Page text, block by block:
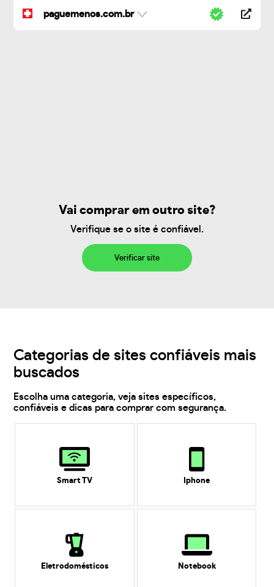
paguemenos.com.br
Vai comprar em outro site?
Verifique se o site é confiável.
Verificar site
Categorias de sites confiáveis mais
buscados
Escolha uma categoria, veja sites específicos,
confiáveis e dicas para comprar com segurança.
Smart TV Iphone
Eletrodomésticos Notebook